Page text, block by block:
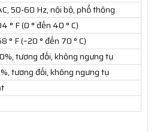
50-60 Hz, nội bộ, phổ thông
° F (0 ° đến 40 ° C)
° F (–20 ° đến 70 ° C)
tương đối, không ngưng tụ
tương đối, không ngưng tụ